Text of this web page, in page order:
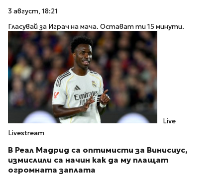
3 август, 18:21
Гласувай за Играч на мача. Остават ти 15 минути.
Live
Livestream
В Реал Мадрид са оптимисти за Винисиус,
измислили са начин как да му плащат
огромната заплата